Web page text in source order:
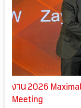
งาน 2026
Meeting